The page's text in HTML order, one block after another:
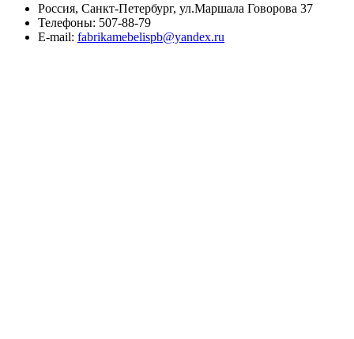
Россия, Санкт-Петербург, ул.Маршала Говорова 37
Телефоны: 507-88-79
E-mail: fabrikamebelispb@yandex.ru